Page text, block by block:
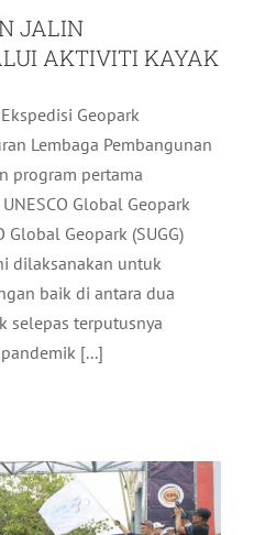
JALIN
AKTIVITI KAYAK
Geopark
Lembaga Pembangunan
program pertama
Global Geopark
Global Geopark (SUGG)
dilaksanakan untuk
baik di antara dua
selepas terputusnya
[...]
CYCLING